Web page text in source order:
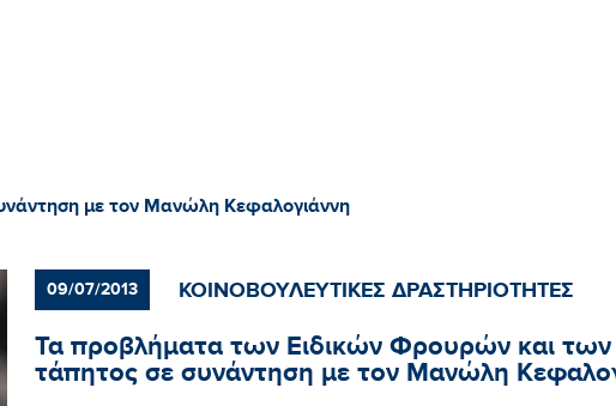
με τον Μανώλη Κεφαλογιάννη
09/07/2013 ΚΟΙΝΟΒΟΥΛΕΥΤΙΚΕΣ ΔΡΑΣΤΗΡΙΟΤΗΤΕΣ
Τα προβλήματα των Ειδικών Φρουρών και των
τάπητος σε συνάντηση με τον Μανώλη